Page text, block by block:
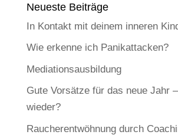
Neueste Beiträge
In Kontakt mit deinem inneren
Wie erkenne ich Panikattacken?
Mediationsausbildung
Gute Vorsätze für das neue Jahr
wieder?
Raucherentwöhnung durch